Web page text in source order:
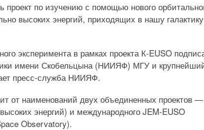
проект по изучению с помощью нового
высоких энергий, приходящих в нашу галактику
эксперимента в рамках проекта К-EUSO
имени Скобельцына (НИИЯФ) МГУ и
пресс-служба НИИЯФ.
от наименований двух объединенных проектов —
энергий) и международного JEM-EUSO
Observatory).